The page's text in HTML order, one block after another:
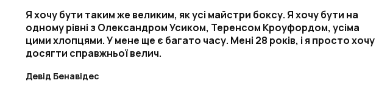
Я хочу бути таким же великим, як усі майстри боксу. Я хочу бути на
одному рівні з Олександром Усиком, Теренсом Кроуфордом, усіма
цими хлопцями. У мене ще є багато часу. Мені 28 років, і я просто хочу
досягти справжньої велич.
Девід Бенавідес